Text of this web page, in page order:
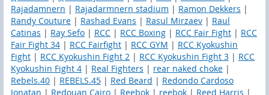
Rajadamnern | Rajadarmnern stadium | Ramon Dekkers |
Randy Couture | Rashad Evans | Rasul Mirzaev | Raul
Catinas | Ray Sefo | RCC | RCC Boxing | RCC Fair Fight | RCC
Fair Fight 34 | RCC Fairfight | RCC GYM | RCC Kyokushin
Fight | RCC Kyokushin Fight 2 | RCC Kyokushin Fight 3 | RCC
Kyokushin Fight 4 | Real Fighters | rear naked choke |
Rebels.40 | REBELS.45 | Red Beard | Redondo Cardoso
Jonatan | Redouan Cairo | Reebok | reebok | Reed Harris |